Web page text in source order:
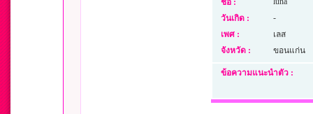
ชื่อ :
วันเกิด :
-
เพศ :
เลส
จังหวัด :
ขอนแก่น
ข้อความแนะนำตัว :